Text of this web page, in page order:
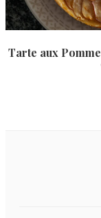
Tarte aux